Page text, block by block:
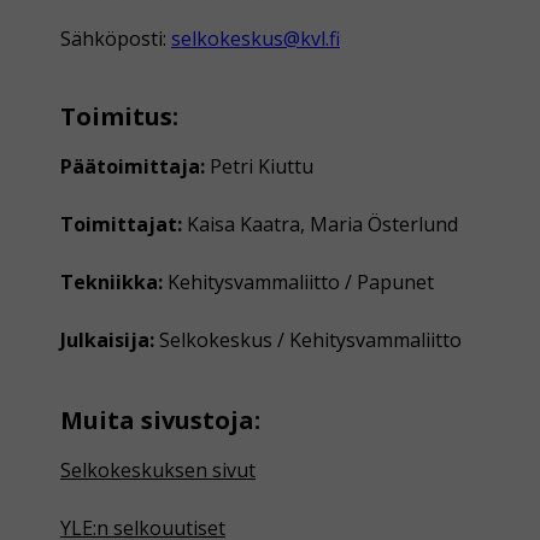
Sähköposti: selkokeskus@kvl.fi
Toimitus:
Päätoimittaja: Petri Kiuttu
Toimittajat: Kaisa Kaatra, Maria Österlund
Tekniikka: Kehitysvammaliitto / Papunet
Julkaisija: Selkokeskus / Kehitysvammaliitto
Muita sivustoja:
Selkokeskuksen sivut
YLE:n selkouutiset